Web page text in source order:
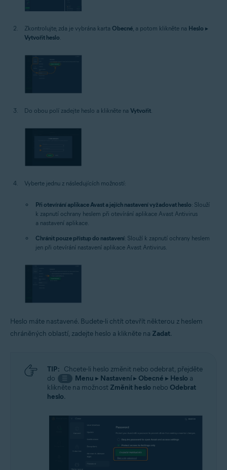
Zkontrolujte, zda je vybrána karta Obecné, a potom klikněte na Heslo ▸
Vytvořit heslo.
Do obou polí zadejte heslo a klikněte na Vytvořit.
Vyberte jednu z následujících možností:
Při otevírání aplikace Avast a jejích nastavení vyžadovat heslo: Slouží
k zapnutí ochrany heslem při otevírání aplikace Avast Antivirus
a nastavení aplikace.
Chránit pouze přístup do nastavení: Slouží k zapnutí ochrany heslem
jen při otevírání nastavení aplikace Avast Antivirus.
Heslo máte nastavené. Budete-li chtít otevřít některou z heslem
chráněných oblastí, zadejte heslo a klikněte na Zadat.
TIP: Chcete-li heslo změnit nebo odebrat, přejděte
do
☰ Menu ▸ Nastavení▸ Obecné ▸ Heslo a
klikněte na možnost Změnit heslo nebo Odebrat
heslo.